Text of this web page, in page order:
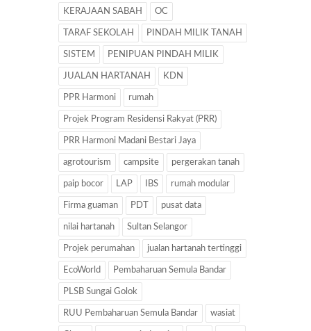
KERAJAAN SABAH OC
TARAF SEKOLAH PINDAH MILIK TANAH
SISTEM PENIPUAN PINDAH MILIK
JUALAN HARTANAH KDN
PPR Harmoni rumah
Projek Program Residensi Rakyat (PRR)
PRR Harmoni Madani Bestari Jaya
agrotourism campsite pergerakan tanah
paip bocor LAP IBS rumah modular
Firma guaman PDT pusat data
nilai hartanah Sultan Selangor
Projek perumahan jualan hartanah tertinggi
EcoWorld Pembaharuan Semula Bandar
PLSB Sungai Golok
RUU Pembaharuan Semula Bandar wasiat